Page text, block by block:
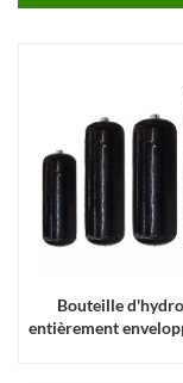
Bouteille
entièrement